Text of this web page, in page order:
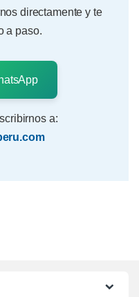
directamente y te
a paso.
a: